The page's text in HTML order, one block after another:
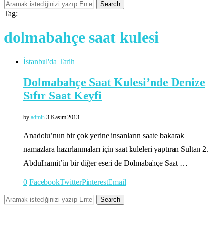
Search
Tag:
dolmabahçe saat kulesi
İstanbul'da Tarih
Dolmabahçe Saat Kulesi’nde Denize
Sıfır Saat Keyfi
by admin 3 Kasım 2013
Anadolu’nun bir çok yerine insanların saate bakarak
namazlara hazırlanmaları için saat kuleleri yaptıran Sultan 2.
Abdulhamit’in bir diğer eseri de Dolmabahçe Saat …
0 FacebookTwitterPinterestEmail